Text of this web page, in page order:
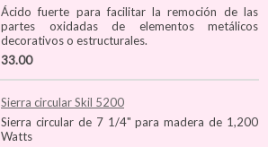
Ácido fuerte para facilitar la remoción de las
partes oxidadas de elementos metálicos
decorativos o estructurales.
33.00
Sierra circular Skil 5200
Sierra circular de 7 1/4" para madera de 1,200
Watts